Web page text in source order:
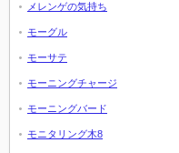
メレンゲの気持ち
モーグル
モーサテ
モーニングチャージ
モーニングバード
モニタリング木8